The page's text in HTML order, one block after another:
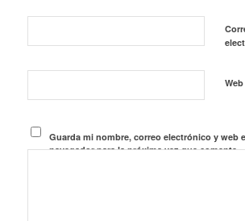
Web
Guarda mi nombre, correo electrónico y web
navegador para la próxima vez que comente.